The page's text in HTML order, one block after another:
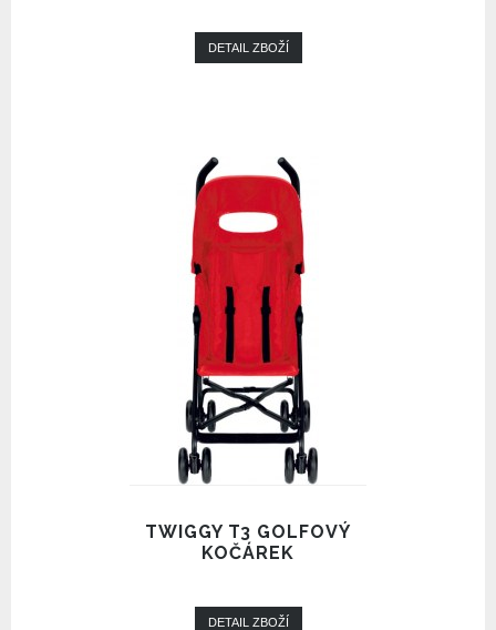
DETAIL ZBOŽÍ
TWIGGY T3 GOLFOVÝ
KOČÁREK
DETAIL ZBOŽÍ